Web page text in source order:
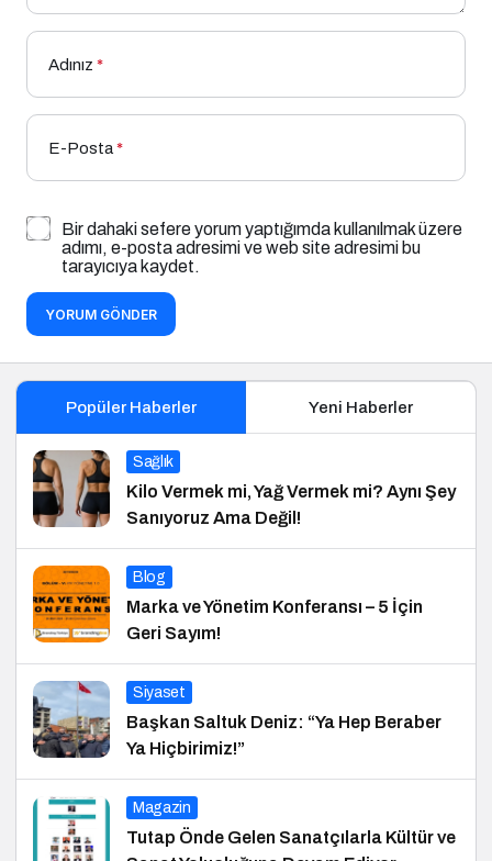
Adınız *
E-Posta*
Bir dahaki sefere yorum yaptığımda kullanılmak üzere
adımı, e-posta adresimi ve web site adresimi bu
tarayıcıya kaydet.
YORUM GÖNDER
Popüler Haberler Yeni Haberler
Sağlık
Kilo Vermek mi, Yağ Vermek mi? Aynı Şey
Sanıyoruz Ama Değil!
Blog
Marka ve Yönetim Konferansı – 5 İçin
Geri Sayım!
Siyaset
Başkan Saltuk Deniz: “Ya Hep Beraber
Ya Hiçbirimiz!”
Magazin
Tutap Önde Gelen Sanatçılarla Kültür ve